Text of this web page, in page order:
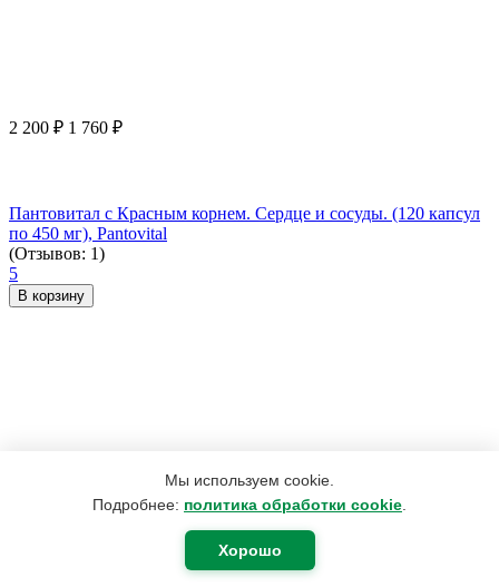
Мы используем cookie.
Подробнее: политика обработки cookie
Хорошо
2 200 ₽ 1 760 ₽
Пантовитал с Красным корнем. Сердце и сосуды. (120 капсул
по 450 мг), Pantovital
(Отзывов: 1)
5
В корзину